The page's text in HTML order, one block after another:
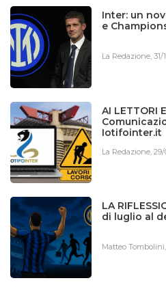
Inter: un
e
La Redazione,31/
AI LETTORI
Iotifointer.it
La Redazione,29/
LA
di luglio al
Matteo